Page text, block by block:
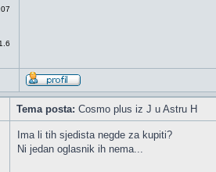
Tema posta: Cosmo plus iz J u Astru H
Ima li tih sjedista negde za kupiti?
Ni jedan oglasnik ih nema...